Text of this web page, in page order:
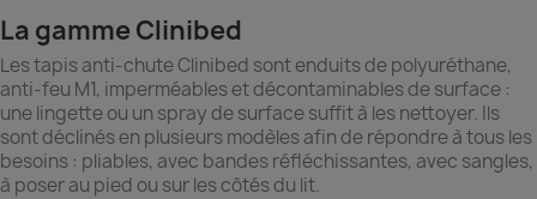
La gamme Clinibed
Les tapis anti-chute Clinibed sont enduits de polyuréthane,
anti-feu M1, imperméables et décontaminables de surface :
une lingette ou un spray de surface suffit à les nettoyer. Ils
sont déclinés en plusieurs modèles afin de répondre à tous les
besoins : pliables, avec bandes réfléchissantes, avec sangles,
à poser au pied ou sur les côtés du lit.